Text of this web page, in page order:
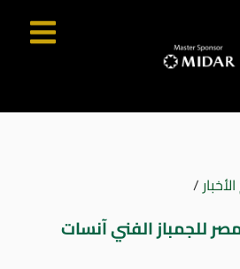
/
للجمباز الفني آنسات